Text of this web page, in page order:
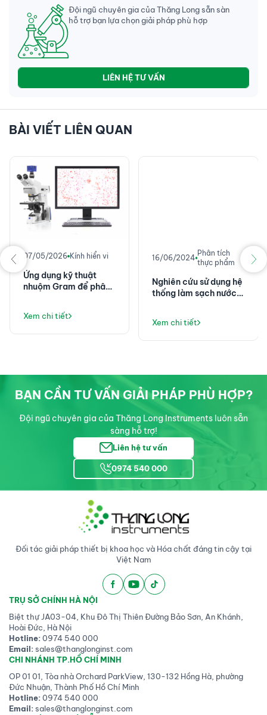
Đội ngũ chuyên gia của Thăng Long sẵn sàn
hỗ trợ bạn lựa chọn giải pháp phù hợp
LIÊN HỆ TƯ VẤN
BÀI VIẾT LIÊN QUAN
07/05/2026 Kính hiển vi
Ứng dụng kỹ thuật
nhuộm Gram để phân
sinh Y học
Xem chi tiết
16/06/2024
Phân tích
thực phẩm
Nghiên cứu sử dụng hệ
thống làm sạch nước
hiện kiểm tra cho môi
trường nuôi cấy vi
khuẩn theo EN ISO
Xem chi tiết
BẠN CẦN TƯ VẤN GIẢI PHÁP PHÙ HỢP?
Đội ngũ chuyên gia của Thăng Long Instruments luôn sẵn
sàng hỗ trợ!
Liên hệ tư vấn
0974 540 000
Đối tác giải pháp thiết bị khoa học và Hóa chất đáng tin cậy tại
Việt Nam
TRỤ SỞ CHÍNH HÀ NỘI
Biệt thự JA03-04, Khu Đô Thị Thiên Đường Bảo Sơn, An Khánh,
Hoài Đức, Hà Nội
Hotline:0974 540 000
Email:sales@thanglonginst.com
CHI NHÁNH TP.HỒ CHÍ MINH
OP 01 01, Tòa nhà Orchard ParkView, 130-132 Hồng Hà, phường
Đức Nhuận, Thành Phố Hồ Chí Minh
Hotline:0974 540 000
Email:sales@thanglonginst.com